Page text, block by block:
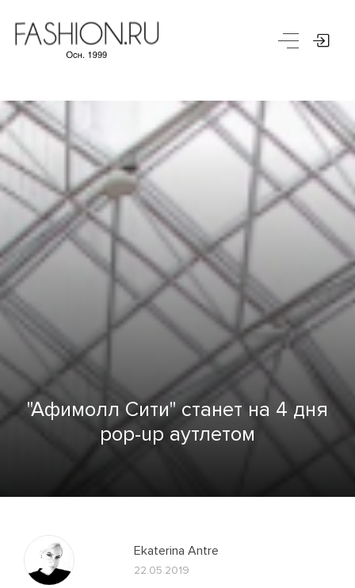
"Афимолл Сити" станет на 4 дня
pop-up аутлетом
Ekaterina Antre
22.05.2019